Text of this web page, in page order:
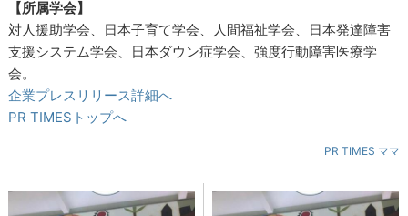
【所属学会】
対人援助学会、日本子育て学会、人間福祉学会、日本発達障害
支援システム学会、日本ダウン症学会、強度行動障害医療学
会。
企業プレスリリース詳細へ
PR TIMESトップへ
PR TIMES ママ